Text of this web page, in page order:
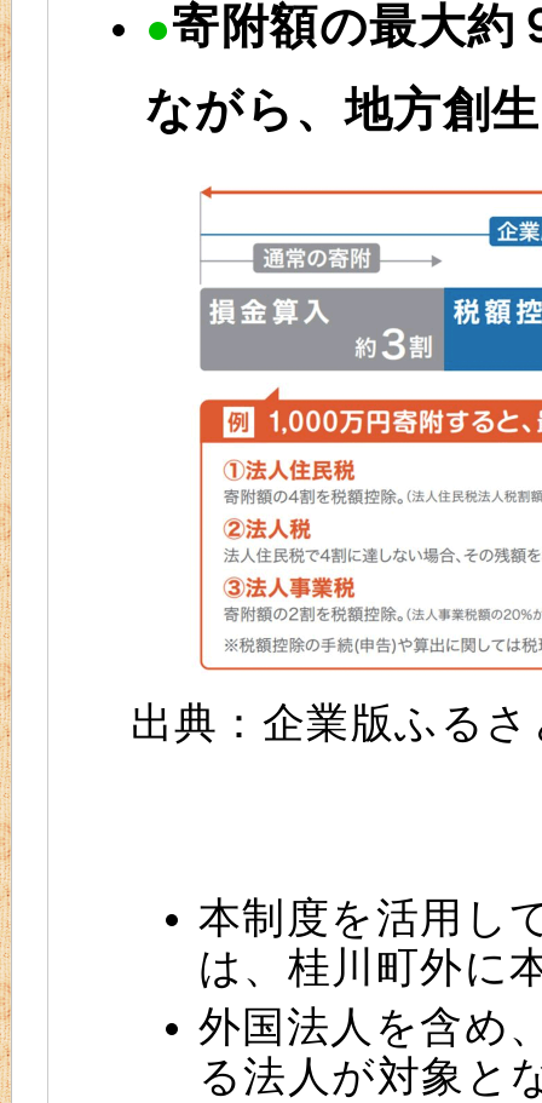
●寄附額の最大約
ながら、地方創
出典：企業版ふる
本制度を活用し
は、桂川町外に
外国法人を含め
る法人が対象と